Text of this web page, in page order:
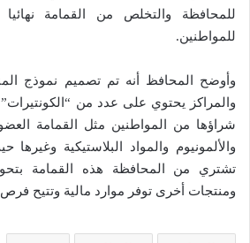
للمحافظة والتخلص من القمامة
للمواطنين.
وأوضح المحافظ أنه تم تصميم نموذج
والمراكز يحتوي على عدد من
شراؤها من المواطنين مثل القمامة
والألمونيوم والمواد البلاستيكية
تشتري من المحافظة هذه القمامة
ومنتجات أخرى توفر موارد مالية وتتيح